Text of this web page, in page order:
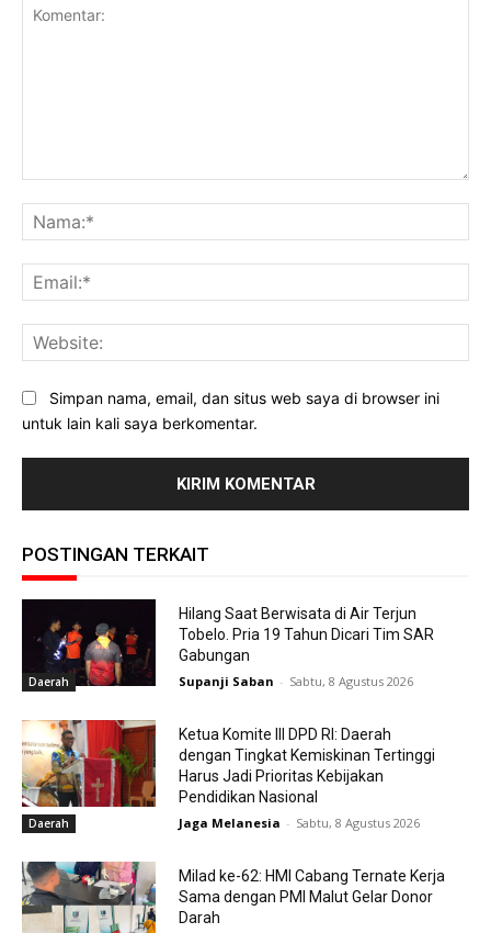
Simpan nama, email, dan situs web saya di browser ini
untuk lain kali saya berkomentar.
POSTINGAN TERKAIT
Daerah
Hilang Saat Berwisata di Air Terjun
Tobelo. Pria 19 Tahun Dicari Tim SAR
Gabungan
Supanji Saban - Sabtu, 8 Agustus 2026
Daerah
Ketua Komite III DPD RI: Daerah
dengan Tingkat Kemiskinan Tertinggi
Harus Jadi Prioritas Kebijakan
Pendidikan Nasional
Jaga Melanesia - Sabtu, 8 Agustus 2026
Milad ke-62: HMI Cabang Ternate Kerja
Sama dengan PMI Malut Gelar Donor
Darah